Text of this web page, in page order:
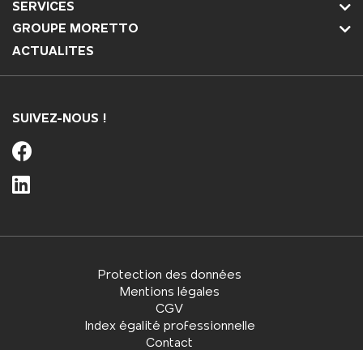
SERVICES
GROUPE MORETTO
ACTUALITES
SUIVEZ-NOUS !
Protection des données
Mentions légales
CGV
Index égalité professionnelle
Contact